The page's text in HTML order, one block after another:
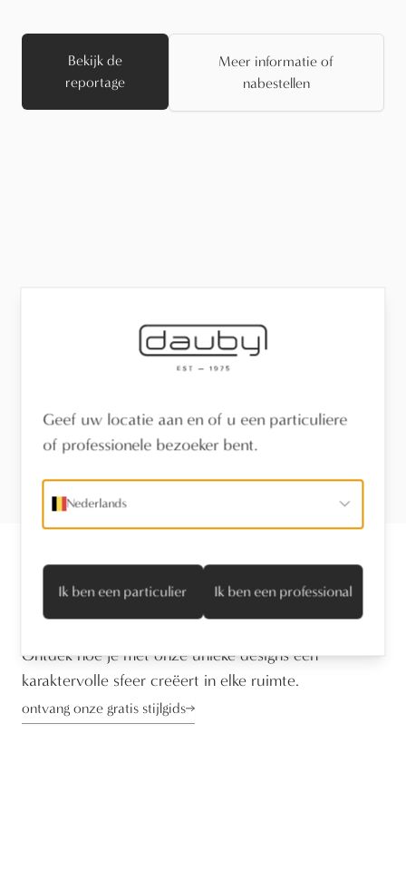
Bekijk de
reportage
Meer informatie of
nabestellen
Stephanie Van Mechelen
Operations Manager
Ontdek hoe je met onze unieke designs een
karaktervolle sfeer creëert in elke ruimte.
ontvang onze gratis stijlgids
Geef uw locatie aan en of u een particuliere
of professionele bezoeker bent.
Nederlands
Ik ben een particulier Ik ben een professional